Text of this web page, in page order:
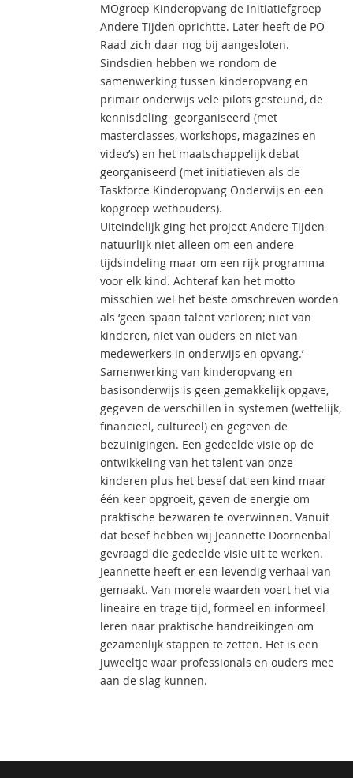
MOgroep Kinderopvang de Initiatiefgroep
Andere Tijden oprichtte. Later heeft de PO-
Raad zich daar nog bij aangesloten.
Sindsdien hebben we rondom de
samenwerking tussen kinderopvang en
primair onderwijs vele pilots gesteund, de
kennisdeling georganiseerd (met
masterclasses, workshops, magazines en
video’s) en het maatschappelijk debat
georganiseerd (met initiatieven als de
Taskforce Kinderopvang Onderwijs en een
kopgroep wethouders).
Uiteindelijk ging het project Andere Tijden
natuurlijk niet alleen om een andere
tijdsindeling maar om een rijk programma
voor elk kind. Achteraf kan het motto
misschien wel het beste omschreven worden
als ‘geen spaan talent verloren; niet van
kinderen, niet van ouders en niet van
medewerkers in onderwijs en opvang.’
Samenwerking van kinderopvang en
basisonderwijs is geen gemakkelijk opgave,
gegeven de verschillen in systemen (wettelijk,
financieel, cultureel) en gegeven de
bezuinigingen. Een gedeelde visie op de
ontwikkeling van het talent van onze
kinderen plus het besef dat een kind maar
één keer opgroeit, geven de energie om
praktische bezwaren te overwinnen. Vanuit
dat besef hebben wij Jeannette Doornenbal
gevraagd die gedeelde visie uit te werken.
Jeannette heeft er een levendig verhaal van
gemaakt. Van morele waarden voert het via
lineaire en trage tijd, formeel en informeel
leren naar praktische handreikingen om
gezamenlijk stappen te zetten. Het is een
juweeltje waar professionals en ouders mee
aan de slag kunnen.